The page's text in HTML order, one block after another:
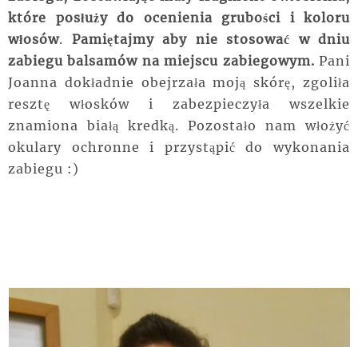
które posłuży do ocenienia grubości i koloru
włosów. Pamiętajmy aby nie stosować w dniu
zabiegu balsamów na miejscu zabiegowym. Pani
Joanna dokładnie obejrzała moją skórę, zgoliła
resztę włosków i zabezpieczyła wszelkie
znamiona białą kredką. Pozostało nam włożyć
okulary ochronne i przystąpić do wykonania
zabiegu :)